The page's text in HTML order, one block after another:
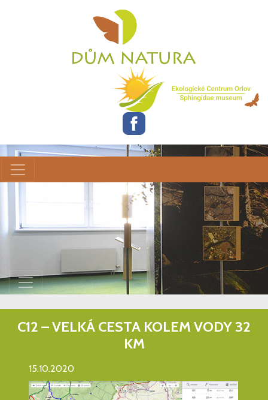
C12 – VELKÁ CESTA KOLEM VODY 32
KM
15.10.2020